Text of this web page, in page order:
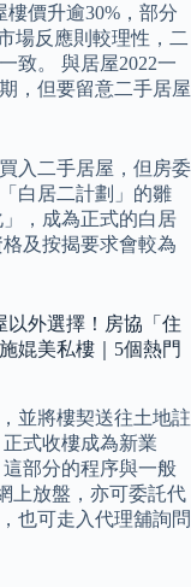
價升逾30%，部分
場反應則較理性，二
致。 與居屋2022一
，但要留意二手居屋
入二手居屋，但房委
白居二計劃」的雛
，成為正式的白居
及按揭要求會較為
以外選擇！房協「住
婫美私樓｜5個熱門
並將樓契送往土地註
式收樓成為新業
部分的程序與一般
上放盤，亦可委託代
也可走入代理舖詢問